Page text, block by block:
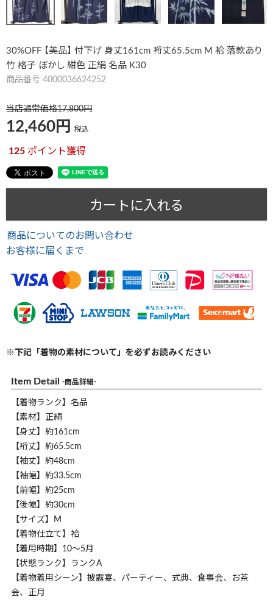
30%OFF 【美品】 付下げ 身丈161cm 裄丈65.5cm M 袷 落款あり
竹 格子 ぼかし 紺色 正絹 名品 K30
商品番号 4000036624252
当店通常価格17,800
12,460 税込
125 ポイント獲得
カートに入れる
商品についてのお問い合わせ
お客様に届くまで
※下記「着物の素材について」を必ずお読みください
Item Detail -商品詳細-
【着物ランク】名品
【素材】正絹
【身丈】約161cm
【裄丈】約65.5cm
【袖丈】約48cm
【袖幅】約33.5cm
【前幅】約25cm
【後幅】約30cm
【サイズ】M
【着物仕立て】袷
【着用時期】10～5月
【状態ランク】ランクA
【着物着用シーン】披露宴、パーティー、式典、食事会、お茶
会、正月